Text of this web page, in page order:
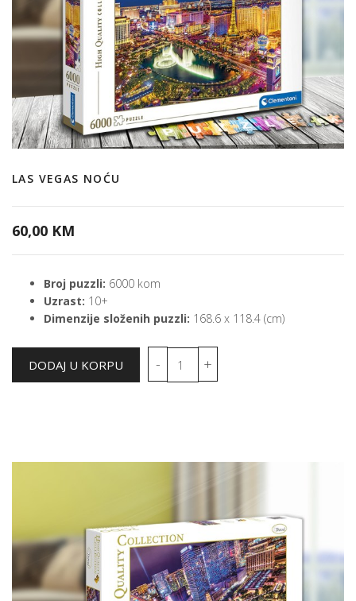
LAS VEGAS NOĆU
60,00 KM
Broj puzzli: 6000 kom
Uzrast: 10+
Dimenzije složenih puzzli: 168.6 x 118.4 (cm)